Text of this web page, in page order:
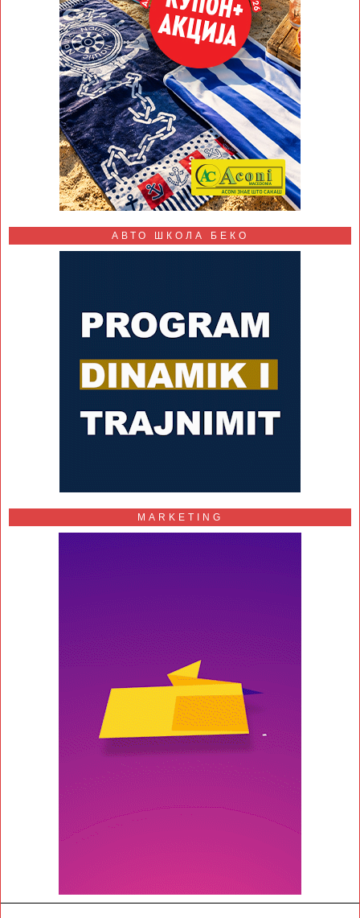
АВТО ШКОЛА БЕКО
MARKETING